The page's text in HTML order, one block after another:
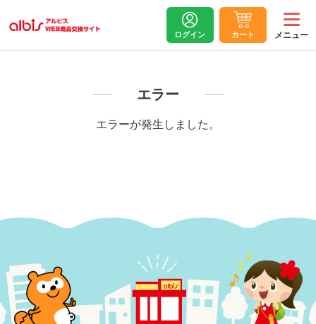
ログイン カート
エラー
エラーが発生しました。